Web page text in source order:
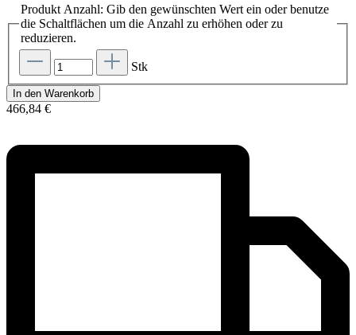
Produkt Anzahl: Gib den gewünschten Wert ein oder benutze
die Schaltflächen um die Anzahl zu erhöhen oder zu
reduzieren.
Stk
In den Warenkorb
466,84 €